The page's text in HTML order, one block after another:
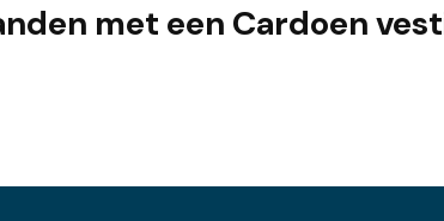
met een Cardoen